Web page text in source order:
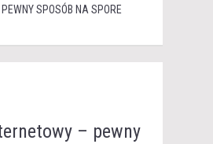
PEWNY SPOSÓB NA SPORE
– pewny